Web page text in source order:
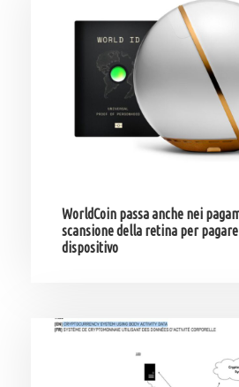
WorldCoin passa anche nei
scansione della retina per
dispositivo